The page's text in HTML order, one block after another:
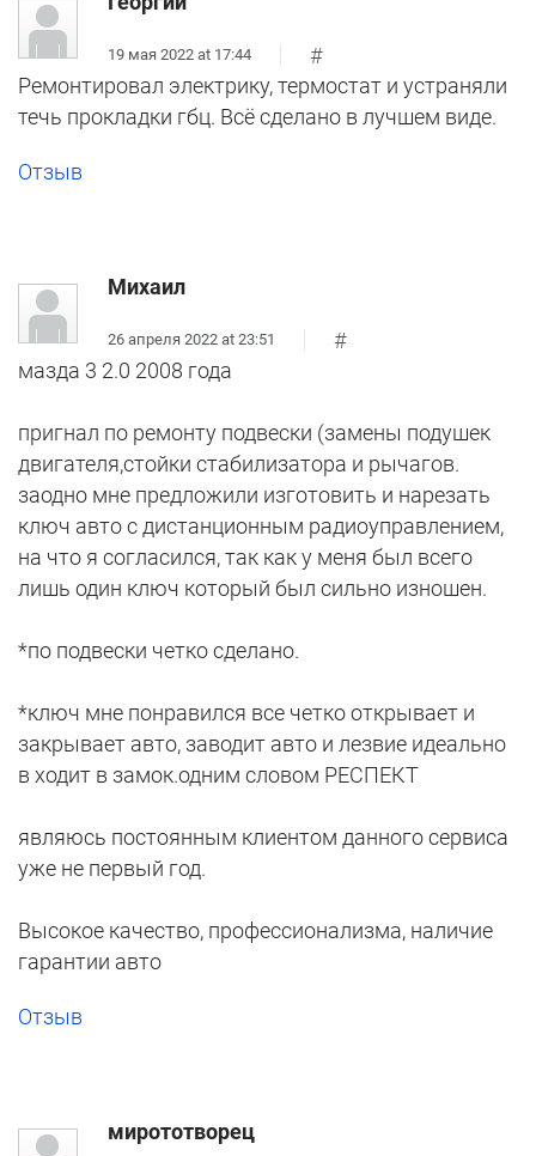
19 мая 2022 at 17:44
#
Ремонтировал электрику, термостат и устраняли
течь прокладки гбц. Всё сделано в лучшем виде.
Отзыв
Михаил
26 апреля 2022 at 23:51
#
мазда 3 2.0 2008 года
пригнал по ремонту подвески (замены подушек
двигателя,стойки стабилизатора и рычагов.
заодно мне предложили изготовить и нарезать
ключ авто с дистанционным радиоуправлением,
на что я согласился, так как у меня был всего
лишь один ключ который был сильно изношен.
*по подвески четко сделано.
*ключ мне понравился все четко открывает и
закрывает авто, заводит авто и лезвие идеально
в ходит в замок.одним словом РЕСПЕКТ
являюсь постоянным клиентом данного сервиса
уже не первый год.
Высокое качество, профессионализма, наличие
гарантии авто
Отзыв
мирототворец